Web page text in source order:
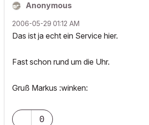
Anonymous
‎2006-05-29 01:12 AM
Das ist ja echt ein Service hier.
Fast schon rund um die Uhr.
Gruß Markus :winken:
0